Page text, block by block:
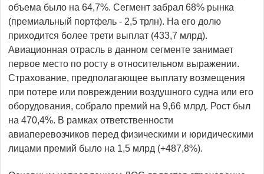
объема было на 64,7%. Сегмент забрал 68% рынка
(премиальный портфель - 2,5 трлн). На его долю
приходится более трети выплат (433,7 млрд).
Авиационная отрасль в данном сегменте занимает
первое место по росту в относительном выражении.
Страхование, предполагающее выплату возмещения
при потере или повреждении воздушного судна или его
оборудования, собрало премий на 9,66 млрд. Рост был
на 470,4%. В рамках ответственности
авиаперевозчиков перед физическими и юридическими
лицами премий было на 1,5 млрд (+487,8%).